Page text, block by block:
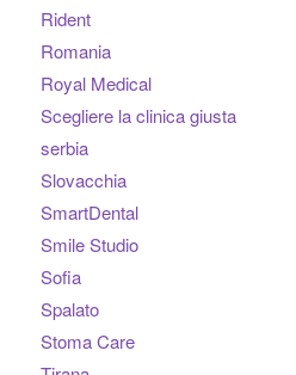
Rident
Romania
Royal Medical
Scegliere la clinica giusta
serbia
Slovacchia
SmartDental
Smile Studio
Sofia
Spalato
Stoma Care